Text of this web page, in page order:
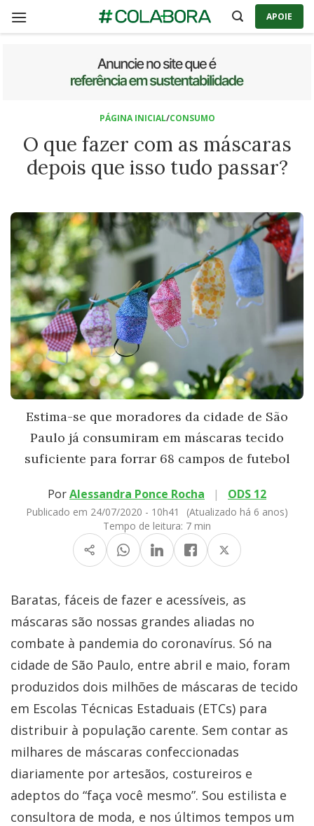
APOIE
PÁGINA INICIAL/CONSUMO
O que fazer com as máscaras
depois que isso tudo passar?
Estima-se que moradores da cidade de São
Paulo já consumiram em máscaras tecido
suficiente para forrar 68 campos de futebol
PorAlessandra Ponce Rocha | ODS 12
Publicado em 24/07/2020 - 10h41
(Atualizado há 6 anos)
Tempo de leitura: 7 min
Baratas, fáceis de fazer e acessíveis, as
máscaras são nossas grandes aliadas no
combate à pandemia do coronavírus. Só na
cidade de São Paulo, entre abril e maio, foram
produzidos dois milhões de máscaras de tecido
em Escolas Técnicas Estaduais (ETCs) para
distribuir à população carente. Sem contar as
milhares de máscaras confeccionadas
diariamente por artesãos, costureiros e
adeptos do “faça você mesmo”. Sou estilista e
consultora de moda, e nos últimos tempos um